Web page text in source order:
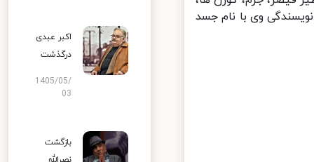
وی با نام جسد
اکبر عبدی
درگذشت
1405/05/
03
بازگشت